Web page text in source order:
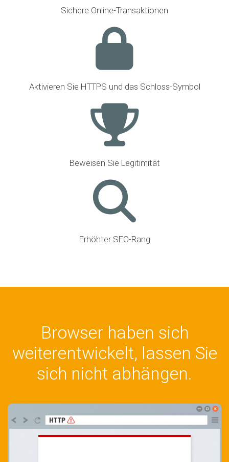
Sichere Online-Transaktionen
Aktivieren Sie HTTPS und das Schloss-Symbol
Beweisen Sie Legitimität
Erhöhter SEO-Rang
Browser haben sich
weiterentwickelt, lassen Sie
sich nicht abhängen.